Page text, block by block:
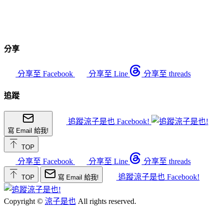
分享
分享至 Facebook 分享至 Line 分享至 threads
追蹤
寫 Email 給我!
追蹤涼子是也 Facebook!
TOP
分享至 Facebook 分享至 Line 分享至 threads
TOP 寫 Email 給我! 追蹤涼子是也 Facebook!
Copyright © 涼子是也 All rights reserved.